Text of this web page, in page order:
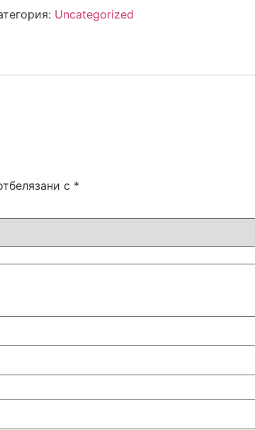
Uncategorized
с *